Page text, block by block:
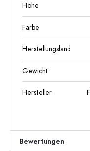
Höhe
Farbe
Herstellungsland
Gewicht
Hersteller
Bewertungen